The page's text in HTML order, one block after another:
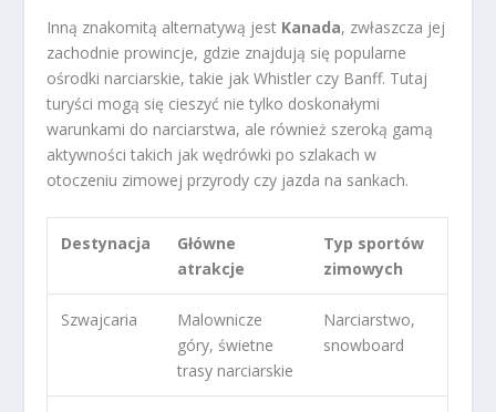
Inną znakomitą alternatywą jest Kanada, zwłaszcza jej
zachodnie prowincje, gdzie znajdują się popularne
ośrodki narciarskie, takie jak Whistler czy Banff. Tutaj
turyści mogą się cieszyć nie tylko doskonałymi
warunkami do narciarstwa, ale również szeroką gamą
aktywności takich jak wędrówki po szlakach w
otoczeniu zimowej przyrody czy jazda na sankach.
Destynacja
Główne
atrakcje
Typ sportów
zimowych
Szwajcaria
Malownicze
góry, świetne
trasy narciarskie
Narciarstwo,
snowboard